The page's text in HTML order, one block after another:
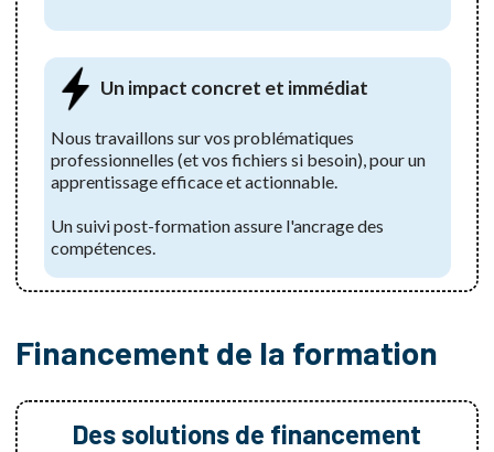
Un impact concret et immédiat
Nous travaillons sur vos problématiques
professionnelles (et vos fichiers si besoin), pour un
apprentissage efficace et actionnable.
Un suivi post-formation assure l'ancrage des
compétences.
Financement de la formation
Des solutions de financement